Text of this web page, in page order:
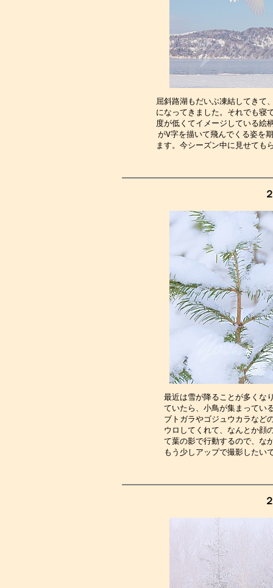
屈斜路湖もだいぶ凍結してきて
になってきました。それでも寝
度が低くてイメージしている絵
がV字を描いて飛んでくる姿を
ます。今シーズン中
最近は雪が降ることが多くな
ていたら、小鳥が集まってい
ブトガラやゴジュウカラなど
ウロしてくれて、なんとか顔
て葉の影で行動するので、な
もう少しアッ